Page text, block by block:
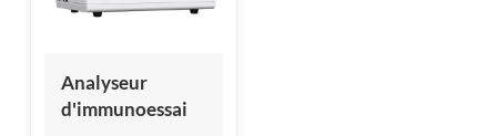
Analyseur
d'immunoessai